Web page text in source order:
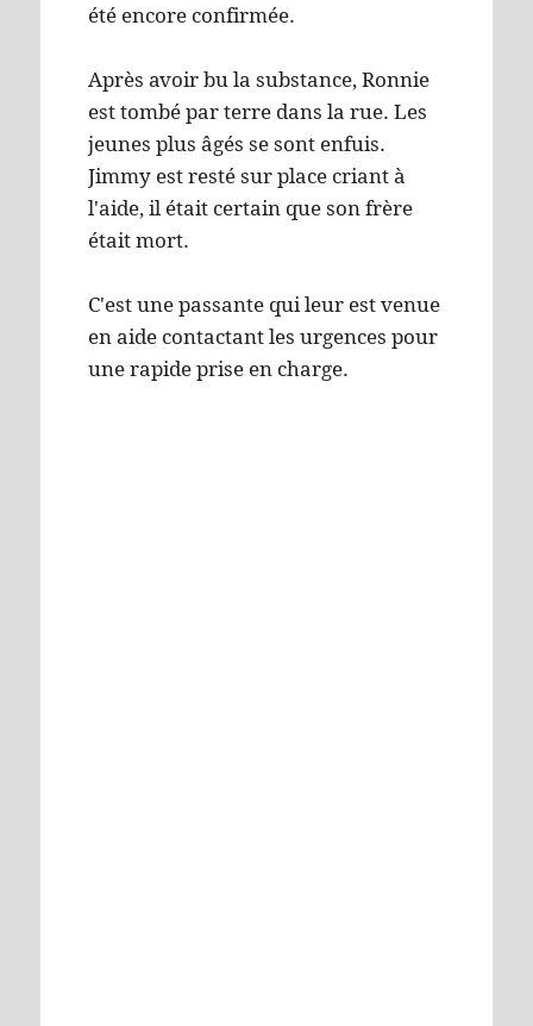
été encore confirmée.
Après avoir bu la substance, Ronnie
est tombé par terre dans la rue. Les
jeunes plus âgés se sont enfuis.
Jimmy est resté sur place criant à
l'aide, il était certain que son frère
était mort.
C'est une passante qui leur est venue
en aide contactant les urgences pour
une rapide prise en charge.